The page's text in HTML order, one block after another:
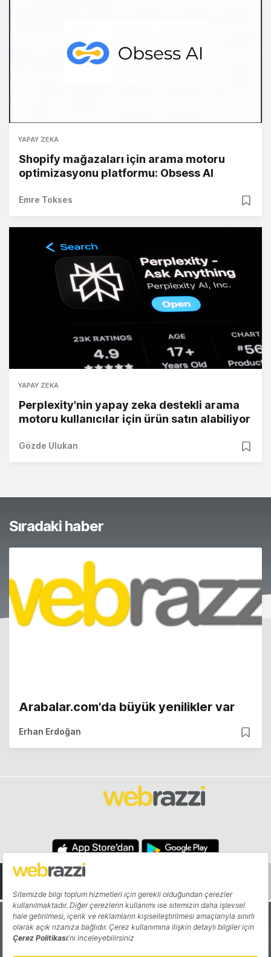
YAPAY ZEKA
Shopify mağazaları için arama motoru
optimizasyonu platformu: Obsess AI
Emre Tokses
YAPAY ZEKA
Perplexity'nin yapay zeka destekli arama
motoru kullanıcılar için ürün satın alabiliyor
Gözde Ulukan
Sıradaki haber
Arabalar.com'da büyük yenilikler var
Erhan Erdoğan
Hakkında Yazarlar
Katkıda Bulun Reklam